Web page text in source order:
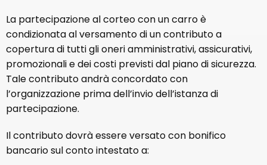
La partecipazione al corteo con un carro è
condizionata al versamento di un contributo a
copertura di tutti gli oneri amministrativi, assicurativi,
promozionali e dei costi previsti dal piano di sicurezza.
Tale contributo andrà concordato con
l’organizzazione prima dell’invio dell’istanza di
partecipazione.
Il contributo dovrà essere versato con bonifico
bancario sul conto intestato a: